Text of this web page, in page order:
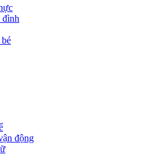
đình
động